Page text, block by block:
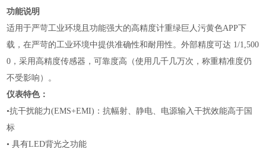
功能说明
适用于严苛工业环境且功能强大的高精度计重绿巨人污黄色APP下
载，在严苛的工业环境中提供准确性和耐用性。外部精度可达 1/1,500
0，采用高精度传感器，可靠度高（使用几千几万次，称重精准度仍
不受影响）。
仪表特色：
•抗干扰能力(EMS+EMI)：抗幅射、静电、电源输入干扰效能高于国
标
• 具有LED背光之功能